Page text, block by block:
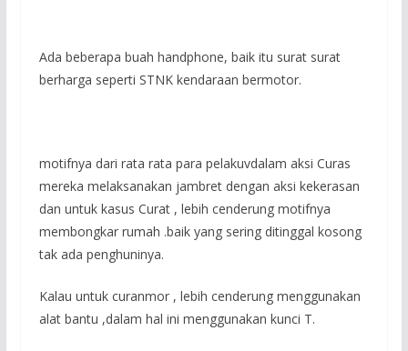
Ada beberapa buah handphone, baik itu surat surat
berharga seperti STNK kendaraan bermotor.
motifnya dari rata rata para pelakuvdalam aksi Curas
mereka melaksanakan jambret dengan aksi kekerasan
dan untuk kasus Curat , lebih cenderung motifnya
membongkar rumah .baik yang sering ditinggal kosong
tak ada penghuninya.
Kalau untuk curanmor , lebih cenderung menggunakan
alat bantu ,dalam hal ini menggunakan kunci T.